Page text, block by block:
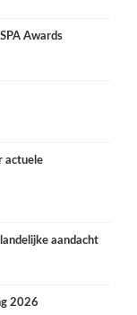
Awards
actuele
aandacht
2026